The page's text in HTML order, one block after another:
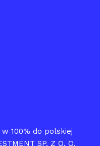
w 100% do polskiej
SP. Z O. O.